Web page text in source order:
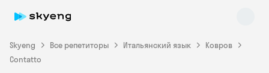
Skyeng Все репетиторы Итальянский язык
Ковров
Contatto